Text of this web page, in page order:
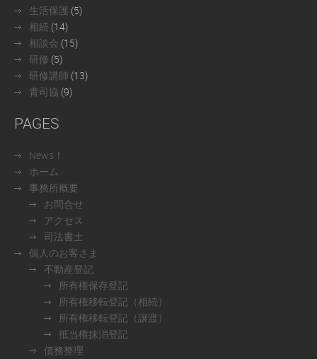
生活保護 (5)
相続 (14)
相談会 (15)
研修 (5)
研修講師 (13)
青司協 (9)
PAGES
News！
ホーム
事務所概要
お問合せ
アクセス
司法書士
個人のお客さま
不動産登記
所有権保存登記
所有権移転登記（相続）
所有権移転登記（譲渡）
抵当権抹消登記
債務整理